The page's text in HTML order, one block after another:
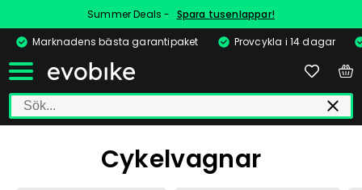
Summer Deals - Spara tusenlappar!
Marknadens bästa garantipaket
Provcykla i 14 dagar
Cykelvagnar